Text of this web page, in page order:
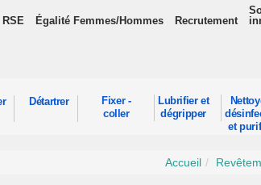
RSE Égalité Femmes/Hommes Recrutement
Détartrer
Fixer -
coller
Lubrifier et
dégripper
et
Accueil